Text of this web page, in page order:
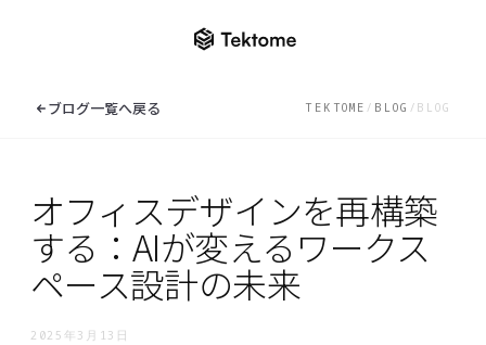
ソリューション
KnowledgeBuilder
ReqManager
ナレッジセンター
EXPLORE THE CATALOGUE
ナレッジセンター一覧へ
ロンドンで開催される「
2026」に出展します
ブログ一覧へ戻る TEKTOME / BLOG / BLOG
オフィスデザインを再構築
する：AIが変えるワークス
ペース設計の未来
2025年3月13日